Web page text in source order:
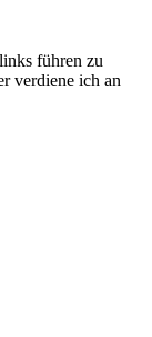
führen zu
verdiene ich an